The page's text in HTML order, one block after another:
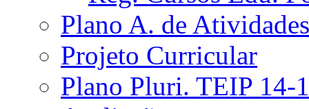
Plano A. de Atividades
Projeto Curricular
Plano Pluri. TEIP 14-